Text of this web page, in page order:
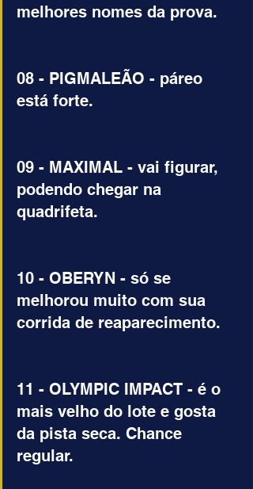
melhores nomes da prova.
08 - PIGMALEÃO - páreo
está forte.
09 - MAXIMAL - vai figurar,
podendo chegar na
quadrifeta.
10 - OBERYN - só se
melhorou muito com sua
corrida de reaparecimento.
11 - OLYMPIC IMPACT - é o
mais velho do lote e gosta
da pista seca. Chance
regular.